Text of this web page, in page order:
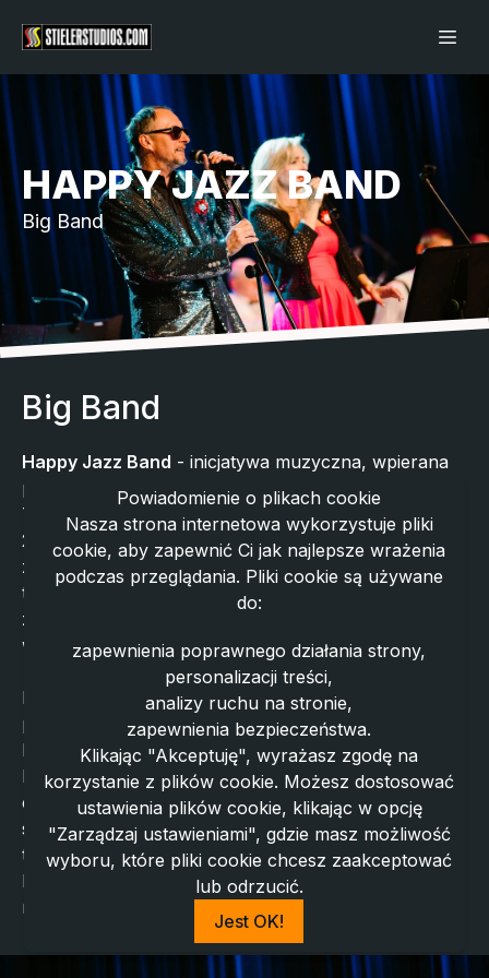
HAPPY JAZZ BAND
Big Band
Big Band
Happy Jazz Band - inicjatywa muzyczna, wpierana
przez Wielkopolskie Stowarzyszenie Jazzu
Tradycyjnego "Dixie Club". Zespół powstał w roku
2015 z inicjatywy Macieja Kramera. Młodosć,
zaangażowanie oraz energiczny swingowy repertuar
to charakter naszej grupy. Nasza muzyka czerpie ze
znanych standardów jazzowych, które prezentujemy
w nowej interpretacji młodych aranżerów.
Happy Jazz Band bierze udział w znaczących
projektach muzycznych na scenie jazzowego
Poznania. Bierze udział w projektach Estrady
Poznańskiej "Swingująca Starówka" oraz w
cyklicznej imprezie "Poznań Old Jazz Festival". Na
stałe współpracujemy z profesionalnymi grupami
tanecznymi. Wspieramy regionalne ośrodki rozwoju
kultury. propagując muzykę jazzową i swongową w
młodym, świeżym brzmieniu.
Powiadomienie o plikach cookie
Nasza strona internetowa wykorzystuje pliki
cookie, aby zapewnić Ci jak najlepsze wrażenia
podczas przeglądania. Pliki cookie są używane
do:
zapewnienia poprawnego działania strony,
personalizacji treści,
analizy ruchu na stronie,
zapewnienia bezpieczeństwa.
Klikając "Akceptuję", wyrażasz zgodę na
korzystanie z plików cookie. Możesz dostosować
ustawienia plików cookie, klikając w opcję
"Zarządzaj ustawieniami", gdzie masz możliwość
wyboru, które pliki cookie chcesz zaakceptować
lub odrzucić.
Jest OK!